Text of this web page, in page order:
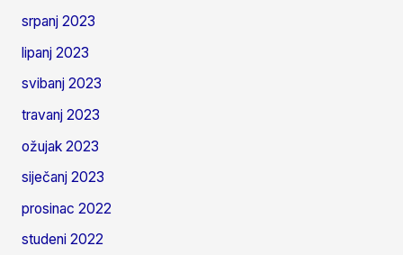
srpanj 2023
lipanj 2023
svibanj 2023
travanj 2023
ožujak 2023
siječanj 2023
prosinac 2022
studeni 2022